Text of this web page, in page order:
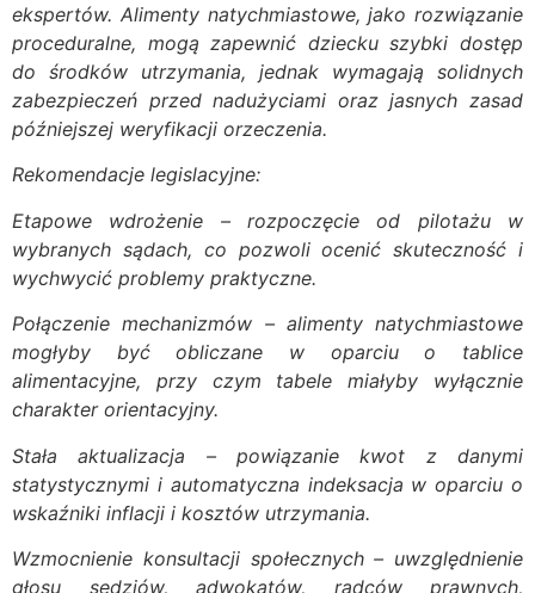
ekspertów. Alimenty natychmiastowe, jako rozwiązanie
proceduralne, mogą zapewnić dziecku szybki dostęp
do środków utrzymania, jednak wymagają solidnych
zabezpieczeń przed nadużyciami oraz jasnych zasad
późniejszej weryfikacji orzeczenia.
Rekomendacje legislacyjne:
Etapowe wdrożenie – rozpoczęcie od pilotażu w
wybranych sądach, co pozwoli ocenić skuteczność i
wychwycić problemy praktyczne.
Połączenie mechanizmów – alimenty natychmiastowe
mogłyby być obliczane w oparciu o tablice
alimentacyjne, przy czym tabele miałyby wyłącznie
charakter orientacyjny.
Stała aktualizacja – powiązanie kwot z danymi
statystycznymi i automatyczna indeksacja w oparciu o
wskaźniki inflacji i kosztów utrzymania.
Wzmocnienie konsultacji społecznych – uwzględnienie
głosu sędziów, adwokatów, radców prawnych,